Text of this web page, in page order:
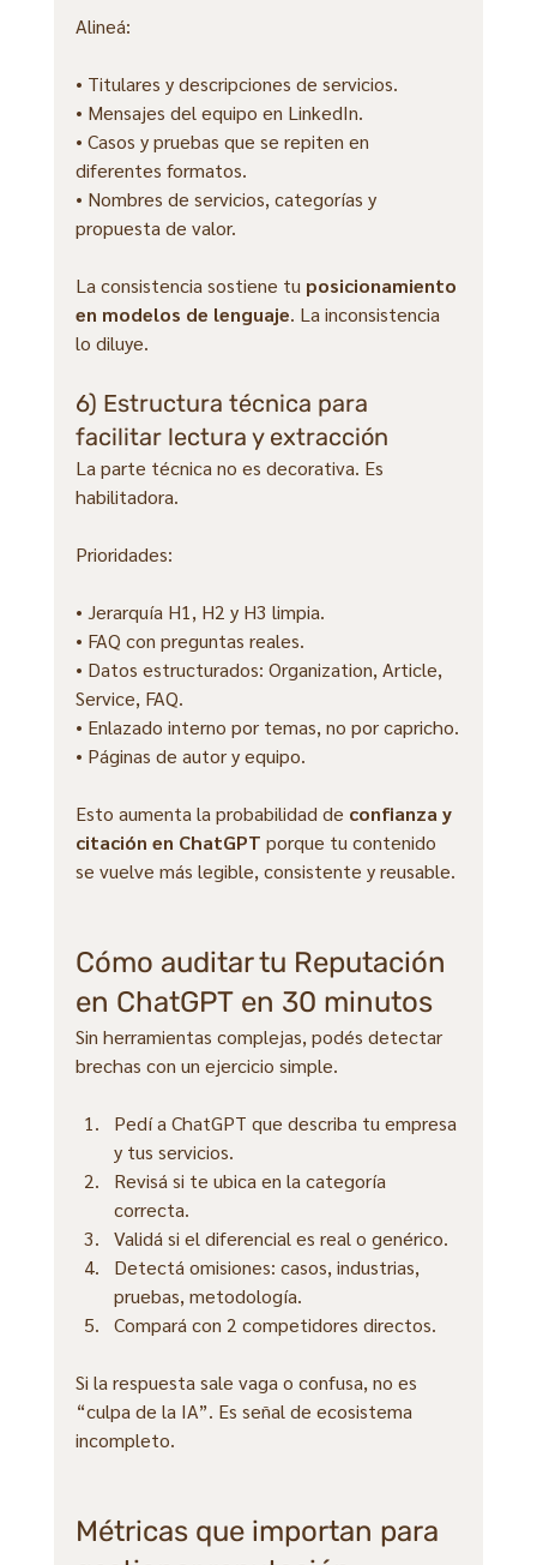
Alineá:
• Titulares y descripciones de servicios.
• Mensajes del equipo en LinkedIn.
• Casos y pruebas que se repiten en
diferentes formatos.
• Nombres de servicios, categorías y
propuesta de valor.
La consistencia sostiene tu posicionamiento
en modelos de lenguaje. La inconsistencia
lo diluye.
6) Estructura técnica para
facilitar lectura y extracción
La parte técnica no es decorativa. Es
habilitadora.
Prioridades:
• Jerarquía H1, H2 y H3 limpia.
• FAQ con preguntas reales.
• Datos estructurados: Organization, Article,
Service, FAQ.
• Enlazado interno por temas, no por capricho.
• Páginas de autor y equipo.
Esto aumenta la probabilidad de confianza y
citación en ChatGPT porque tu contenido
se vuelve más legible, consistente y reusable.
Cómo auditar tu Reputación
en ChatGPT en 30 minutos
Sin herramientas complejas, podés detectar
brechas con un ejercicio simple.
Pedí a ChatGPT que describa tu empresa
y tus servicios.
Revisá si te ubica en la categoría
correcta.
Validá si el diferencial es real o genérico.
Detectá omisiones: casos, industrias,
pruebas, metodología.
Compará con 2 competidores directos.
Si la respuesta sale vaga o confusa, no es
“culpa de la IA”. Es señal de ecosistema
incompleto.
Métricas que importan para